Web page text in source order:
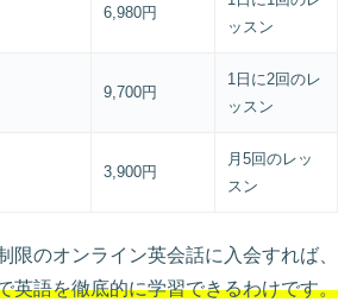
6,980円
ッスン
9,700円
1日に2回のレ
ッスン
3,900円
月5回のレッ
スン
限のオンライン英会話に入会すれば、
英語を徹底的に学習できるわけです。